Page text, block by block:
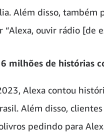
Além disso, também
“Alexa, ouvir rádio [de
6 milhões de histórias
Alexa contou
Além disso,
pedindo para